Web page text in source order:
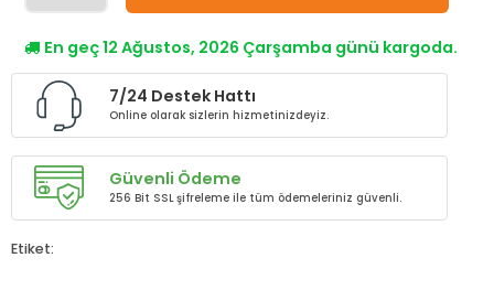
En geç 12 Ağustos, 2026 Çarşamba günü kargoda.
7/24 Destek Hattı
Online olarak sizlerin hizmetinizdeyiz.
Güvenli Ödeme
256 Bit SSL şifreleme ile tüm ödemeleriniz güvenli.
Etiket: